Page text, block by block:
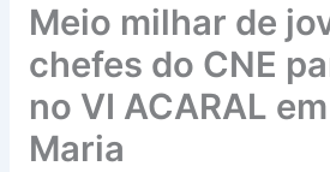
Meio milhar de
chefes do CNE
no VI ACARAL
Maria